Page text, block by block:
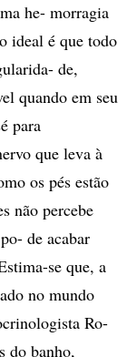
he- morragia
ideal é que todo
de,
quando em seu
para
que leva à
os pés estão
não percebe
de acabar
se que, a
no mundo
Ro-
do banho,